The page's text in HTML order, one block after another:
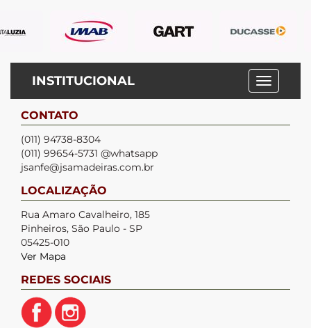
INSTITUCIONAL
CONTATO
(011) 94738-8304
(011) 99654-5731 @whatsapp
jsanfe@jsamadeiras.com.br
LOCALIZAÇÃO
Rua Amaro Cavalheiro, 185
Pinheiros, São Paulo - SP
05425-010
Ver Mapa
REDES SOCIAIS